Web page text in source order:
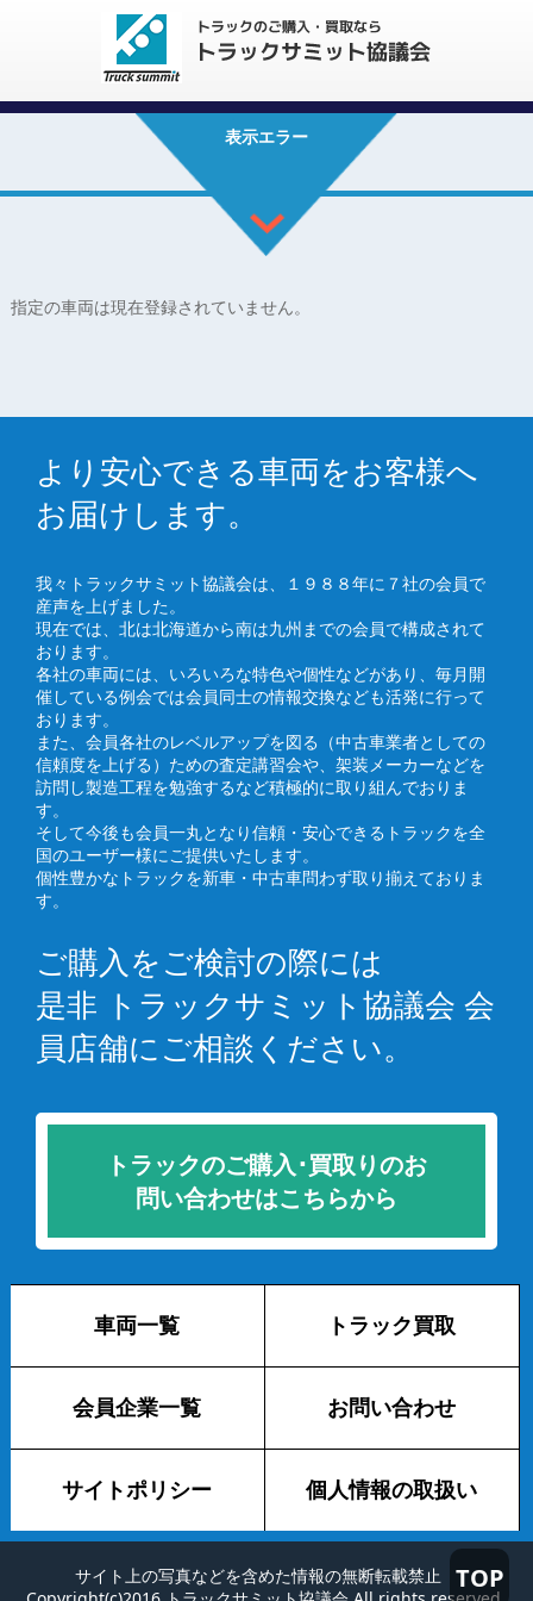
TOP
表示エラー
指定の車両は現在登録されていません。
より安心できる車両をお客様へ
お届けします。
我々トラックサミット協議会は、１９８８年に７社の会員で
産声を上げました。
現在では、北は北海道から南は九州までの会員で構成されて
おります。
各社の車両には、いろいろな特色や個性などがあり、毎月開
催している例会では会員同士の情報交換なども活発に行って
おります。
また、会員各社のレベルアップを図る（中古車業者としての
信頼度を上げる）ための査定講習会や、架装メーカーなどを
訪問し製造工程を勉強するなど積極的に取り組んでおりま
す。
そして今後も会員一丸となり信頼・安心できるトラックを全
国のユーザー様にご提供いたします。
個性豊かなトラックを新車・中古車問わず取り揃えておりま
す。
ご購入をご検討の際には
是非 トラックサミット協議会 会
員店舗にご相談ください。
トラックのご購入･買取りのお
問い合わせはこちらから
車両一覧 トラック買取
会員企業一覧 お問い合わせ
サイトポリシー 個人情報の取扱い
サイト上の写真などを含めた情報の無断転載禁止